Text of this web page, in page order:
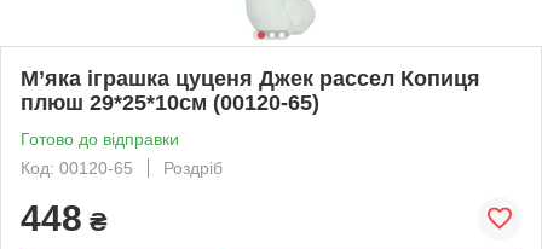
М’яка іграшка цуценя Джек рассел Копиця
плюш 29*25*10см (00120-65)
Готово до відправки
Код: 00120-65
Роздріб
448 ₴